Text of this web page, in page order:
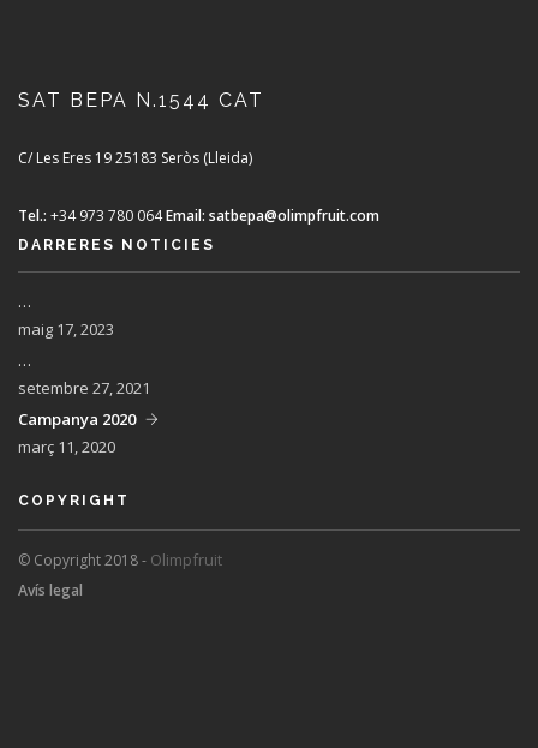
SAT BEPA N.1544 CAT
C/ Les Eres 1925183 Seròs (Lleida)
Tel.: +34 973 780 064Email: satbepa@olimpfruit.com
DARRERES NOTICIES
…
maig 17, 2023
…
setembre 27, 2021
Campanya 2020
març 11, 2020
COPYRIGHT
© Copyright 2018 - Olimpfruit
Avís legal